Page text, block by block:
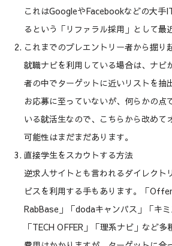
これはGoogleやFacebookなどの大手
るという「リファラル採用」として最
これまでのプレエントリー者から掘り
就職ナビを利用している場合は、ナビ
者の中でターゲットに近いリストを抽
お応募に至っていないが、何らかの点
いる就活生なので、こちらから改めて
可能性はまだまだあります。
直接学生をスカウトする方法
逆求人サイトとも言われるダイレクト
ビスを利用する手もあります。「
RabBase」「dodaキャンパス」「キミ
「TECH OFFER」「理系ナビ」など